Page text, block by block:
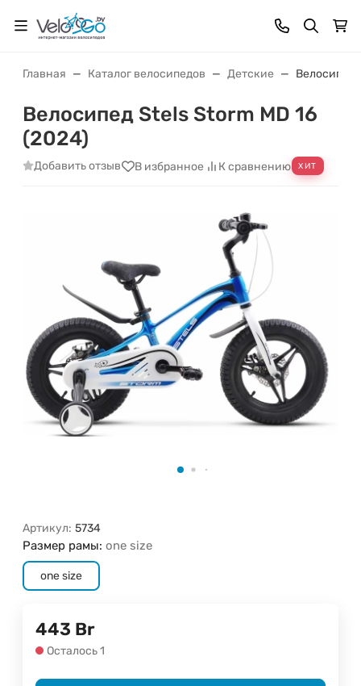
Главная Каталог велосипедов Детские Велосипед
Велосипед Stels Storm MD 16
(2024)
Добавить отзыв В избранное К сравнению ХИТ
Артикул: 5734
Размер рамы: one size
one size
443 Br
Осталось 1